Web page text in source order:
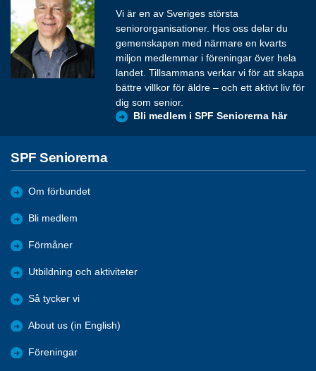
Vi är en av Sveriges största
seniororganisationer. Hos oss delar du
gemenskapen med närmare en kvarts
miljon medlemmar i föreningar över hela
landet. Tillsammans verkar vi för att skapa
bättre villkor för äldre – och ett aktivt liv för
dig som senior.
Bli medlem i SPF Seniorerna här
SPF Seniorerna
Om förbundet
Bli medlem
Förmåner
Utbildning och aktiviteter
Så tycker vi
About us (in English)
Föreningar